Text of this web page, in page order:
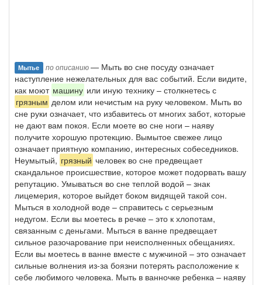
Мытье по описанию— Мыть во сне посуду означает
наступление нежелательных для вас событий. Если видите,
как моют машину или иную технику – столкнетесь с
грязным делом или нечистым на руку человеком. Мыть во
сне руки означает, что избавитесь от многих забот, которые
не дают вам покоя. Если моете во сне ноги – наяву
получите хорошую протекцию. Вымытое свежее лицо
означает приятную компанию, интересных собеседников.
Неумытый, грязный человек во сне предвещает
скандальное происшествие, которое может подорвать вашу
репутацию. Умываться во сне теплой водой – знак
лицемерия, которое выйдет боком видящей такой сон.
Мыться в холодной воде – справитесь с серьезным
недугом. Если вы моетесь в речке – это к хлопотам,
связанным с деньгами. Мыться в ванне предвещает
сильное разочарование при неисполненных обещаниях.
Если вы моетесь в ванне вместе с мужчиной – это означает
сильные волнения из-за боязни потерять расположение к
себе любимого человека. Мыть в ванночке ребенка – наяву